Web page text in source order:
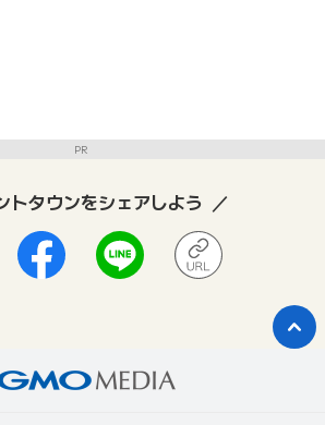
PR
トタウンをシェアしよう